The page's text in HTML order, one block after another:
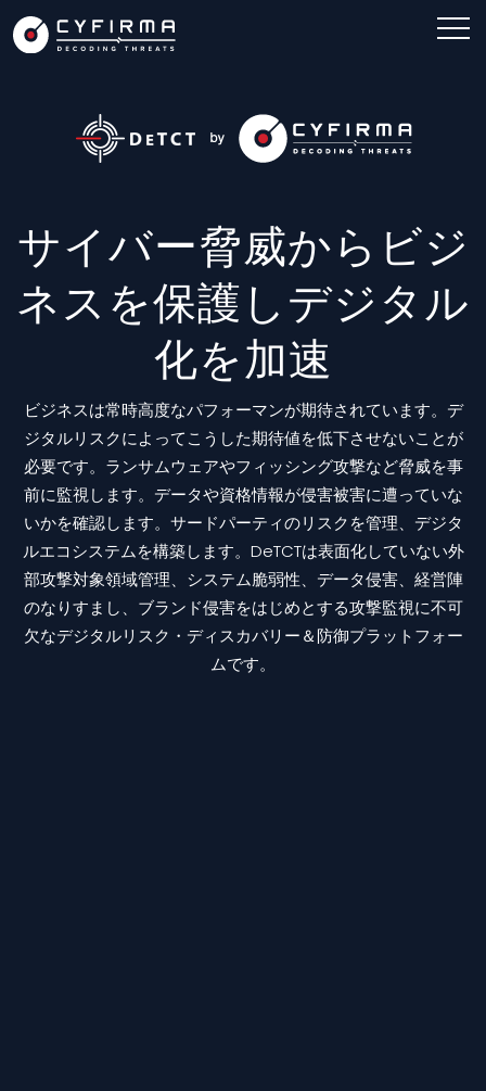
サイバー脅威からビジ
ネスを保護しデジタル
化を加速
ビジネスは常時高度なパフォーマンが期待されています。デ
ジタルリスクによってこうした期待値を低下させないことが
必要です。ランサムウェアやフィッシング攻撃など脅威を事
前に監視します。データや資格情報が侵害被害に遭っていな
いかを確認します。サードパーティのリスクを管理、デジタ
ルエコシステムを構築します。DeTCTは表面化していない外
部攻撃対象領域管理、システム脆弱性、データ侵害、経営陣
のなりすまし、ブランド侵害をはじめとする攻撃監視に不可
欠なデジタルリスク・ディスカバリー＆防御プラットフォー
ムです。